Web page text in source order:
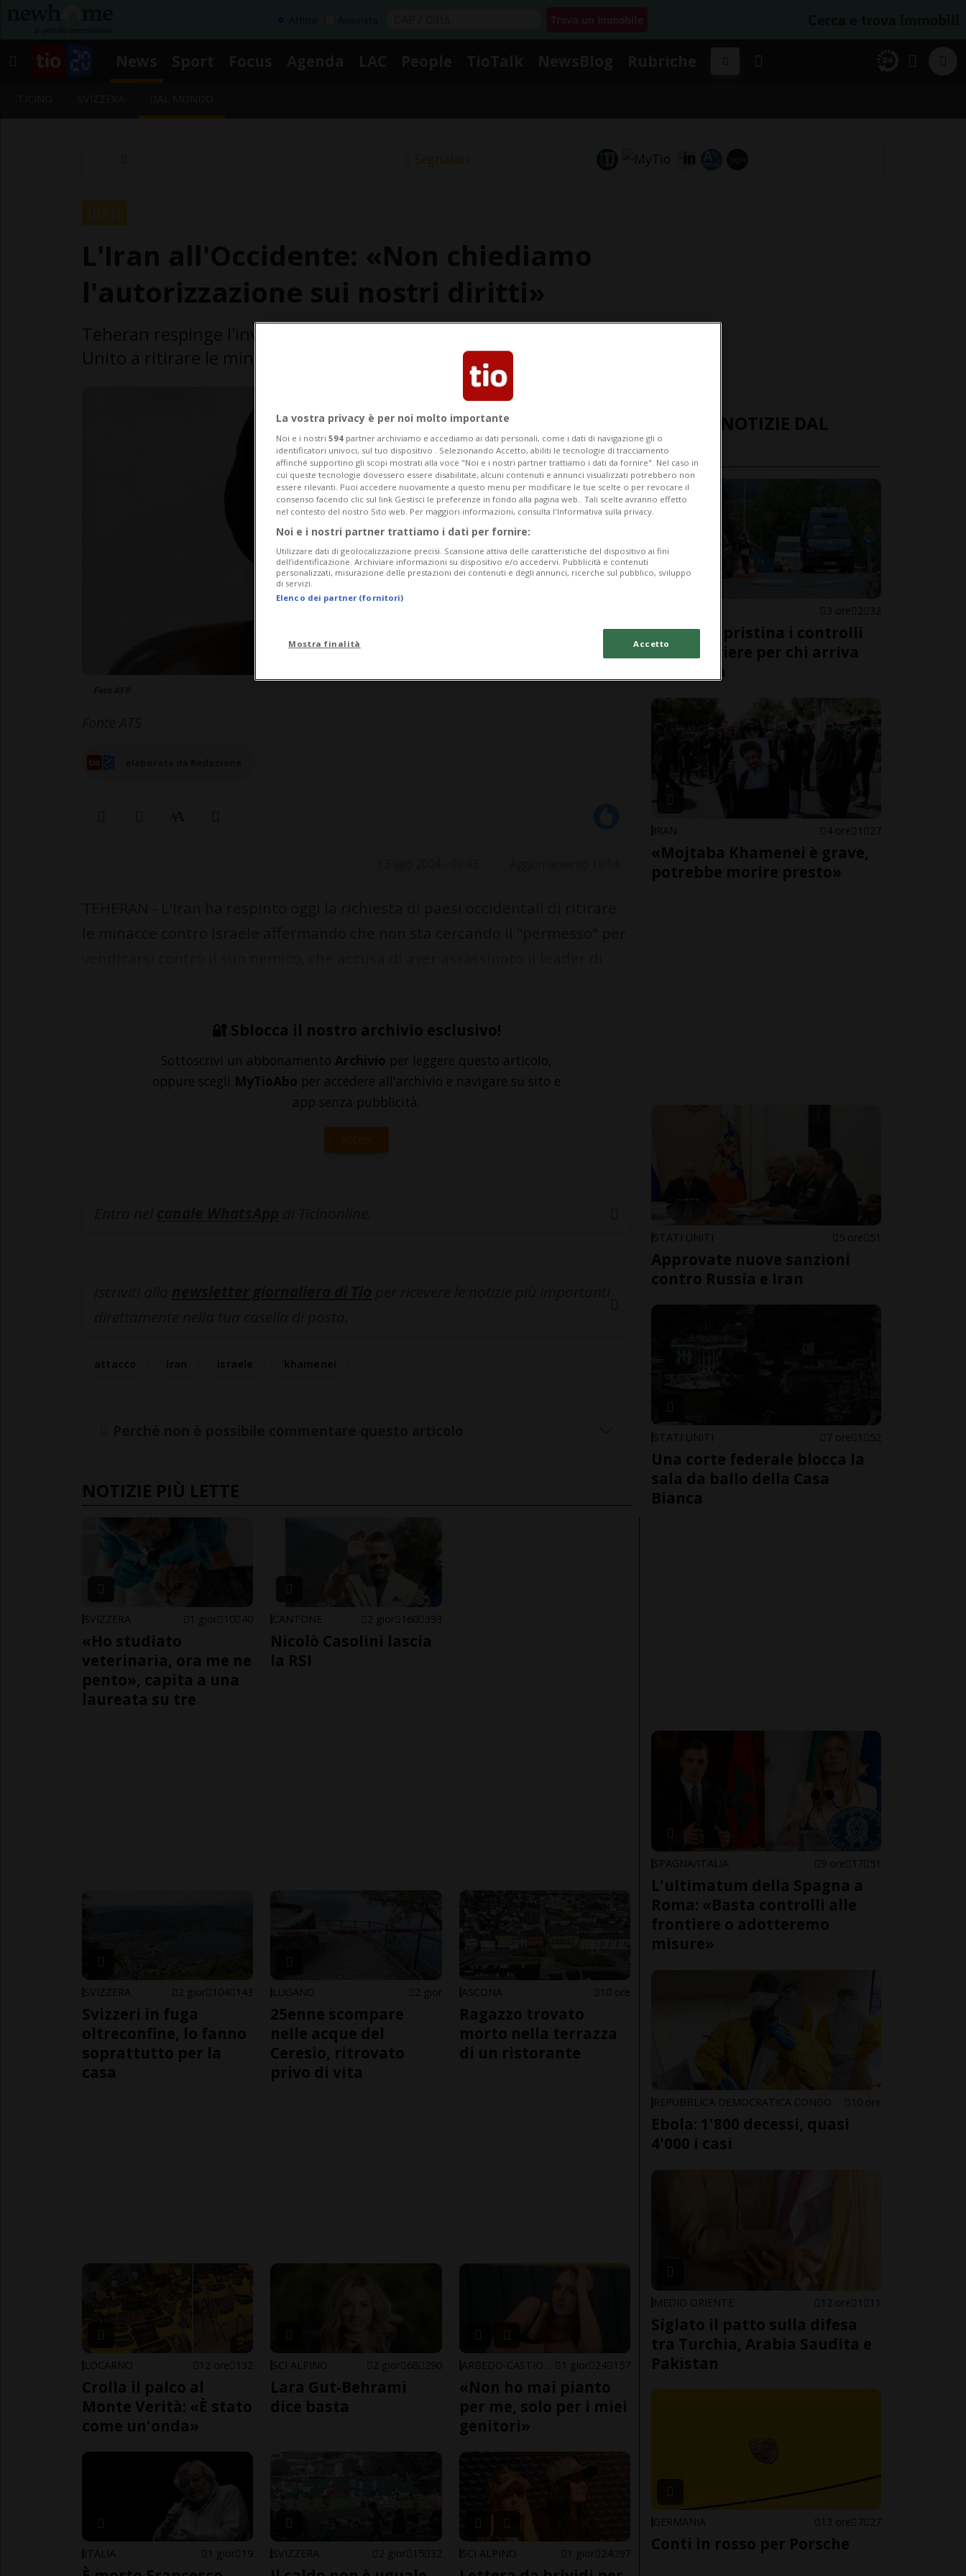
Segnalaci
🔐 Sblocca il nostro archivio esclusivo!
Sottoscrivi un abbonamento Archivio per leggere questo articolo,
oppure scegli MyTioAbo per accedere all'archivio e navigare su sito e
app senza pubblicità.
ACCEDI
NOTIZIE PIÙ LETTE
SVIZZERA 1 gior 10 40
«Ho studiato
veterinaria, ora me ne
pento», capita a una
laureata su tre
CANTONE 2 gior 160 393
Nicolò Casolini lascia
la RSI
SVIZZERA 2 gior 104 143
Svizzeri in fuga
oltreconfine, lo fanno
soprattutto per la
casa
LUGANO 2 gior
25enne scompare
nelle acque del
Ceresio, ritrovato
privo di vita
ASCONA 10 ore
Ragazzo trovato
morto nella terrazza
di un ristorante
LOCARNO 12 ore 132
Crolla il palco al
Monte Verità: «È stato
come un'onda»
SCI ALPINO 2 gior 68 290
Lara Gut-Behrami
dice basta
1 gior 24 157
«Non ho mai pianto
per me, solo per i miei
genitori»
ITALIA 1 gior 19 SVIZZERA 2 gior 15 32 SCI ALPINO 1 gior 24 97
ULTIME NOTIZIE DAL
MONDO
3 ore 2 32
Madrid ripristina i controlli
alle frontiere per chi arriva
IRAN 4 ore 1 27
«Mojtaba Khamenei è grave,
potrebbe morire presto»
STATI UNITI 5 ore 51
Approvate nuove sanzioni
contro Russia e Iran
STATI UNITI 7 ore 1 52
Una corte federale blocca la
sala da ballo della Casa
Bianca
SPAGNA/ITALIA 9 ore 17 51
L'ultimatum della Spagna a
Roma: «Basta controlli alle
frontiere o adotteremo
misure»
REPUBBLICA DEMOCRATICA CONGO 10 ore
Ebola: 1'800 decessi, quasi
4'000 i casi
MEDIO ORIENTE 12 ore 1 11
Siglato il patto sulla difesa
tra Turchia, Arabia Saudita e
Pakistan
GERMANIA 13 ore 7 27
Conti in rosso per Porsche
La vostra privacy è per noi molto importante
Noi e i nostri 594 partner archiviamo e accediamo ai dati personali, come i dati di navigazione gli o
identificatori univoci, sul tuo dispositivo . Selezionando Accetto, abiliti le tecnologie di tracciamento
affinché supportino gli scopi mostrati alla voce "Noi e i nostri partner trattiamo i dati da fornire". Nel caso in
cui queste tecnologie dovessero essere disabilitate, alcuni contenuti e annunci visualizzati potrebbero non
essere rilevanti. Puoi accedere nuovamente a questo menu per modificare le tue scelte o per revocare il
consenso facendo clic sul link Gestisci le preferenze in fondo alla pagina web.. Tali scelte avranno effetto
nel contesto del nostro Sito web. Per maggiori informazioni, consulta l'Informativa sulla privacy.
Noi e i nostri partner trattiamo i dati per fornire:
Utilizzare dati di geolocalizzazione precisi. Scansione attiva delle caratteristiche del dispositivo ai fini
dell’identificazione. Archiviare informazioni su dispositivo e/o accedervi. Pubblicità e contenuti
personalizzati, misurazione delle prestazioni dei contenuti e degli annunci, ricerche sul pubblico, sviluppo
di servizi.
Elenco dei partner (fornitori)
Mostra finalità Accetto